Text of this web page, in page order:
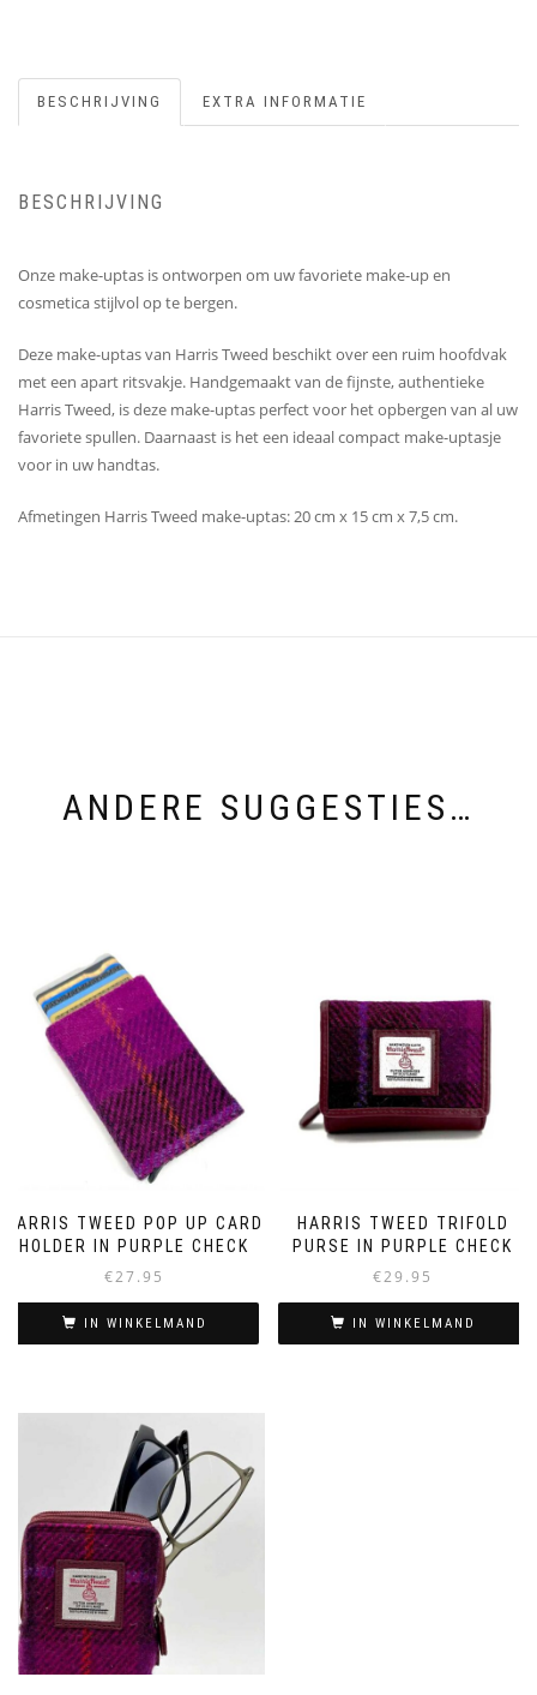
BESCHRIJVING EXTRA INFORMATIE
BESCHRIJVING
Onze make-uptas is ontworpen om uw favoriete make-up en
cosmetica stijlvol op te bergen.
Deze make-uptas van Harris Tweed beschikt over een ruim hoofdvak
met een apart ritsvakje. Handgemaakt van de fijnste, authentieke
Harris Tweed, is deze make-uptas perfect voor het opbergen van al uw
favoriete spullen. Daarnaast is het een ideaal compact make-uptasje
voor in uw handtas.
Afmetingen Harris Tweed make-uptas: 20 cm x 15 cm x 7,5 cm.
ANDERE SUGGESTIES…
HARRIS TWEED POP UP CARD
HOLDER IN PURPLE CHECK
€27.95
IN WINKELMAND
HARRIS TWEED TRIFOLD
PURSE IN PURPLE CHECK
€29.95
IN WINKELMAND